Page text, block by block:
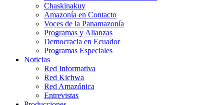
Chaskinakuy
Amazonía en Contacto
Voces de la Panamazonía
Programas y Alianzas
Democracia en Ecuador
Programas Especiales
Noticias
Red Informativa
Red Kichwa
Red Amazónica
Entrevistas